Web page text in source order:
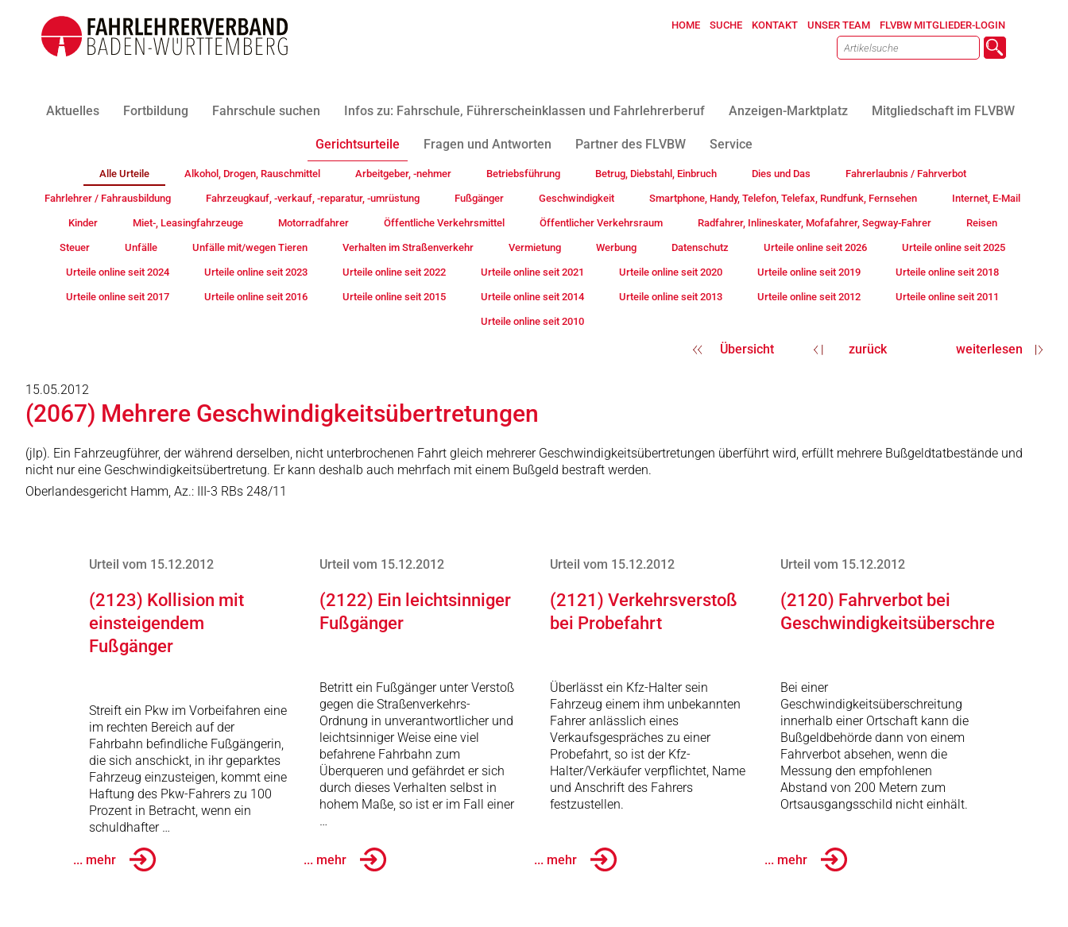
HOME SUCHE KONTAKT UNSER TEAM FLVBW MITGLIEDER-LOGIN
Aktuelles Fortbildung Fahrschule suchen Infos zu: Fahrschule, Führerscheinklassen und Fahrlehrerberuf Anzeigen-Marktplatz Mitgliedschaft im FLVBW
Gerichtsurteile Fragen und Antworten Partner des FLVBW Service
Alle Urteile Alkohol, Drogen, Rauschmittel Arbeitgeber, -nehmer Betriebsführung Betrug, Diebstahl, Einbruch Dies und Das Fahrerlaubnis / Fahrverbot
Fahrlehrer / Fahrausbildung Fahrzeugkauf, -verkauf, -reparatur, -umrüstung Fußgänger Geschwindigkeit Smartphone, Handy, Telefon, Telefax, Rundfunk, Fernsehen Internet, E-Mail
Kinder Miet-, Leasingfahrzeuge Motorradfahrer Öffentliche Verkehrsmittel Öffentlicher Verkehrsraum Radfahrer, Inlineskater, Mofafahrer, Segway-Fahrer Reisen
Steuer Unfälle Unfälle mit/wegen Tieren Verhalten im Straßenverkehr Vermietung Werbung Datenschutz Urteile online seit 2026 Urteile online seit 2025
Urteile online seit 2024 Urteile online seit 2023 Urteile online seit 2022 Urteile online seit 2021 Urteile online seit 2020 Urteile online seit 2019 Urteile online seit 2018
Urteile online seit 2017 Urteile online seit 2016 Urteile online seit 2015 Urteile online seit 2014 Urteile online seit 2013 Urteile online seit 2012 Urteile online seit 2011
Urteile online seit 2010
Übersicht zurück weiterlesen
15.05.2012
(2067) Mehrere Geschwindigkeitsübertretungen
(jlp). Ein Fahrzeugführer, der während derselben, nicht unterbrochenen Fahrt gleich mehrerer Geschwindigkeitsübertretungen überführt wird, erfüllt mehrere Bußgeldtatbestände und
nicht nur eine Geschwindigkeitsübertretung. Er kann deshalb auch mehrfach mit einem Bußgeld bestraft werden.
Oberlandesgericht Hamm, Az.: III-3 RBs 248/11
Urteil vom 15.12.2012
(2123) Kollision mit
einsteigendem
Fußgänger
Streift ein Pkw im Vorbeifahren eine
im rechten Bereich auf der
Fahrbahn befindliche Fußgängerin,
die sich anschickt, in ihr geparktes
Fahrzeug einzusteigen, kommt eine
Haftung des Pkw-Fahrers zu 100
Prozent in Betracht, wenn ein
schuldhafter …
... mehr
Urteil vom 15.12.2012
(2122) Ein leichtsinniger
Fußgänger
Betritt ein Fußgänger unter Verstoß
gegen die Straßenverkehrs-
Ordnung in unverantwortlicher und
leichtsinniger Weise eine viel
befahrene Fahrbahn zum
Überqueren und gefährdet er sich
durch dieses Verhalten selbst in
hohem Maße, so ist er im Fall einer
…
... mehr
Urteil vom 15.12.2012
(2121) Verkehrsverstoß
bei Probefahrt
Überlässt ein Kfz-Halter sein
Fahrzeug einem ihm unbekannten
Fahrer anlässlich eines
Verkaufsgespräches zu einer
Probefahrt, so ist der Kfz-
Halter/Verkäufer verpflichtet, Name
und Anschrift des Fahrers
festzustellen.
... mehr
Urteil vom 15.12.2012
(2120) Fahrverbot bei
Geschwindigkeitsüberschreitung
Bei einer
Geschwindigkeitsüberschreitung
innerhalb einer Ortschaft kann die
Bußgeldbehörde dann von einem
Fahrverbot absehen, wenn die
Messung den empfohlenen
Abstand von 200 Metern zum
Ortsausgangsschild nicht einhält.
... mehr